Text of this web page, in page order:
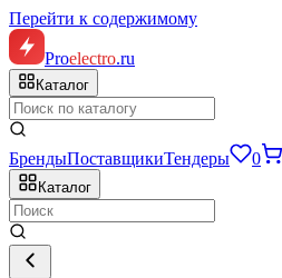
Перейти к содержимому
Proelectro.ru
Каталог
БрендыПоставщикиТендеры 0
Каталог